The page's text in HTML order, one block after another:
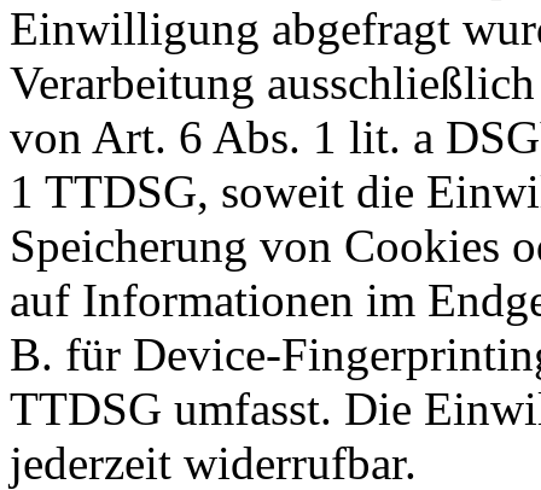
Einwilligung abgefragt
Verarbeitung
von Art. 6 Abs. 1 lit. a
1 TTDSG, soweit die
Speicherung von Cookies
auf Informationen im
B. für Device-
TTDSG umfasst. Die
jederzeit widerrufbar.